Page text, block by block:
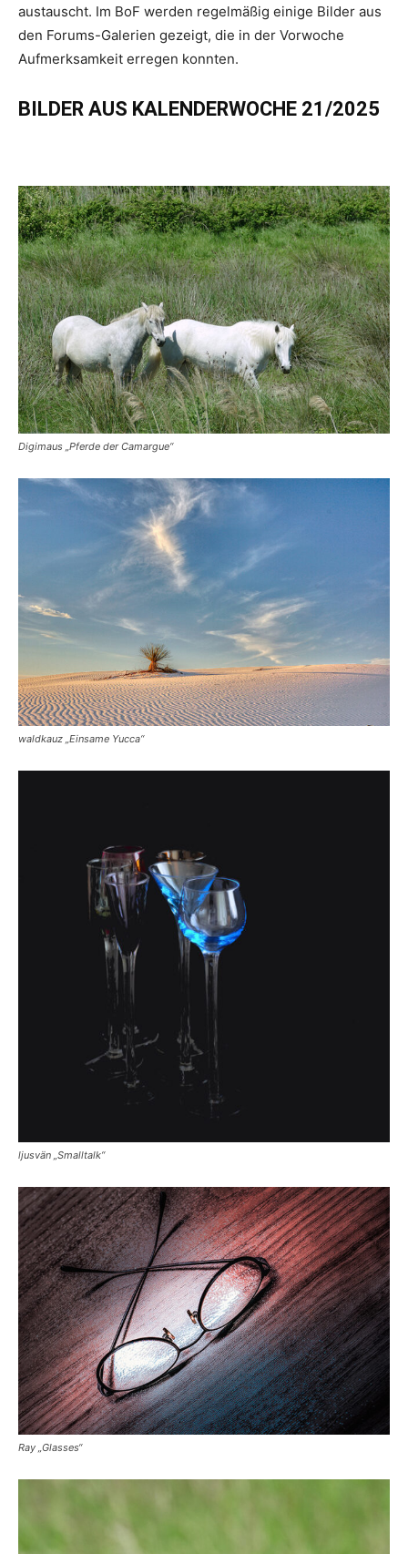
austauscht. Im BoF werden regelmäßig einige Bilder aus
den Forums-Galerien gezeigt, die in der Vorwoche
Aufmerksamkeit erregen konnten.
BILDER AUS KALENDERWOCHE 21/2025
Digimaus „Pferde der Camargue“
waldkauz „Einsame Yucca“
ljusvän „Smalltalk“
Ray „Glasses“